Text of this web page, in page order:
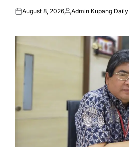
Posted
August 8, 2026Posted
Admin Kupang Daily